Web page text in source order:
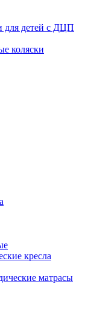
для детей с ДЦП
коляски
кресла
матрасы